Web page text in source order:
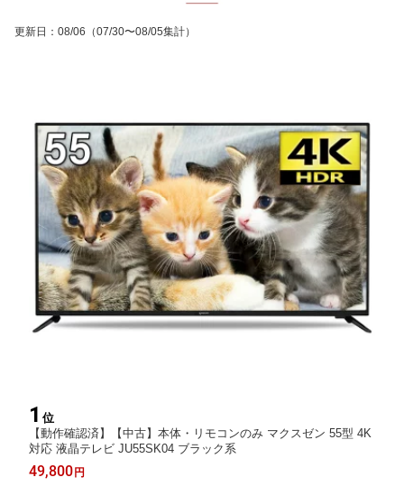
更新日 ： 08/06 （07/30〜08/05集計）
1 位
【動作確認済】【中古】本体・リモコンのみ マクスゼン 55型 4K
対応 液晶テレビ JU55SK04 ブラック系
49,800 円